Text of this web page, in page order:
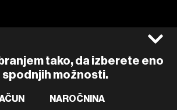
tako, da izberete eno
spodnjih možnosti.
NAROČNINA
Instagram
Linkedin